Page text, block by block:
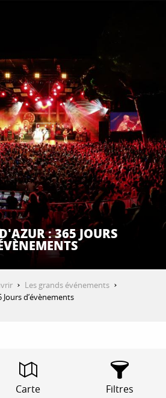
: 365 JOURS
Les grands événements
Jours d’évènements
Carte Filtres